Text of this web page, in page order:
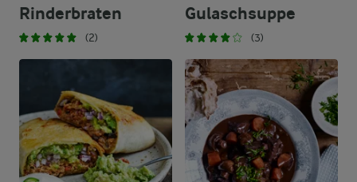
Rinderbraten
(2)
Gulaschsuppe
(3)